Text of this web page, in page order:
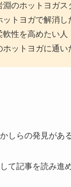
のホットヨガス
トヨガで解消し
性を高めたい人
ットヨガに通い
しらの発見があ
て記事を読み進